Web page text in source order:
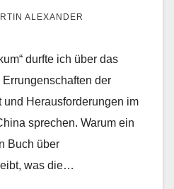
ALEXANDER
durfte ich über das
der
Herausforderungen im
sprechen. Warum ein
Buch über
was die…